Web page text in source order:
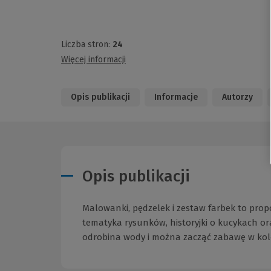
Liczba stron: 24
Więcej informacji
Opis publikacji Informacje Autorzy
Opis publikacji
Malowanki, pędzelek i zestaw farbek to
tematyka rysunków, historyjki o kucykach
odrobina wody i można zacząć zabawę w